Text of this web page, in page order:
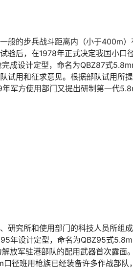
般的步兵战斗距离内（小于400m
验后，在1978年正式决定我国小口
成设计定型，命名为QBZ87式
试用和征求意见。根据部队试用所
军方使用部门又提出研制第一代
研究所和使用部门的科技人员所组
年设计定型，命名为QBZ95式
放军驻港部队的配用武器首次露面。
径班用枪族已经装备许多作战部队